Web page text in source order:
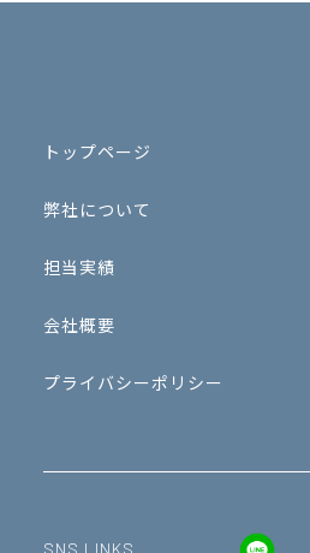
トップページ
弊社について
担当実績
会社概要
プライバシーポリシー
SNS LINKS